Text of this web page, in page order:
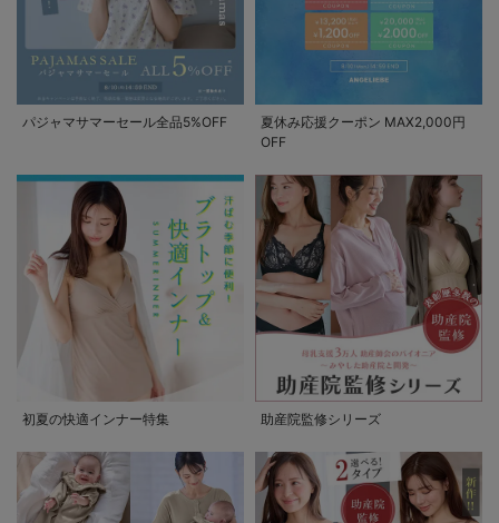
パジャマサマーセール全品5%OFF
夏休み応援クーポン MAX2,000円
OFF
初夏の快適インナー特集 助産院監修シリーズ